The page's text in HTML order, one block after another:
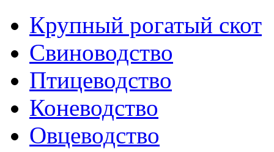
Крупный рогатый скот
Свиноводство
Птицеводство
Коневодство
Овцеводство